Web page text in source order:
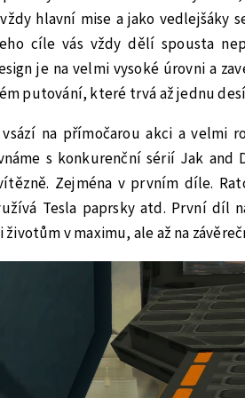
hlavní mise a jako vedlejšáky
cíle vás vždy dělí spousta
je na velmi vysoké úrovni a
putování, které trvá až jednu
na přímočarou akci a velmi
s konkurenční sérií Jak
Zejména v prvním díle.
Tesla paprsky atd. První díl
v maximu, ale až na